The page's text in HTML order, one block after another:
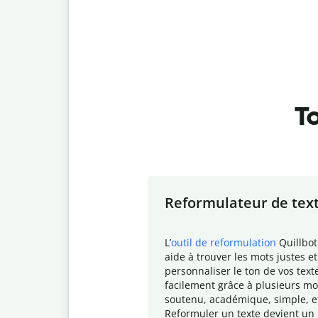
Reformulateur de
L ’outil de reformulation
aide à trouver les mots justes
personnaliser le ton de vos
facilement grâce à plusieurs
soutenu, académique, simple,
Reformuler un texte devient un